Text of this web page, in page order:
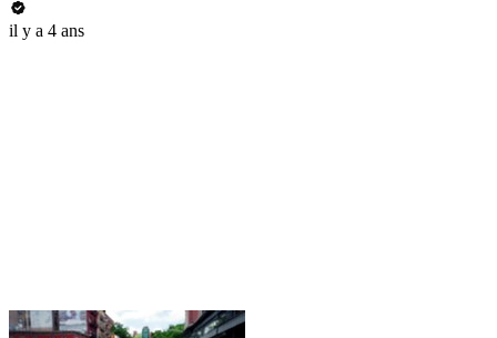
il y a 4 ans